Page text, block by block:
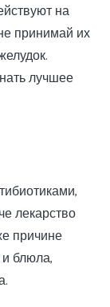
на
принимай их
лучшее
лекарство
причине
блюла,